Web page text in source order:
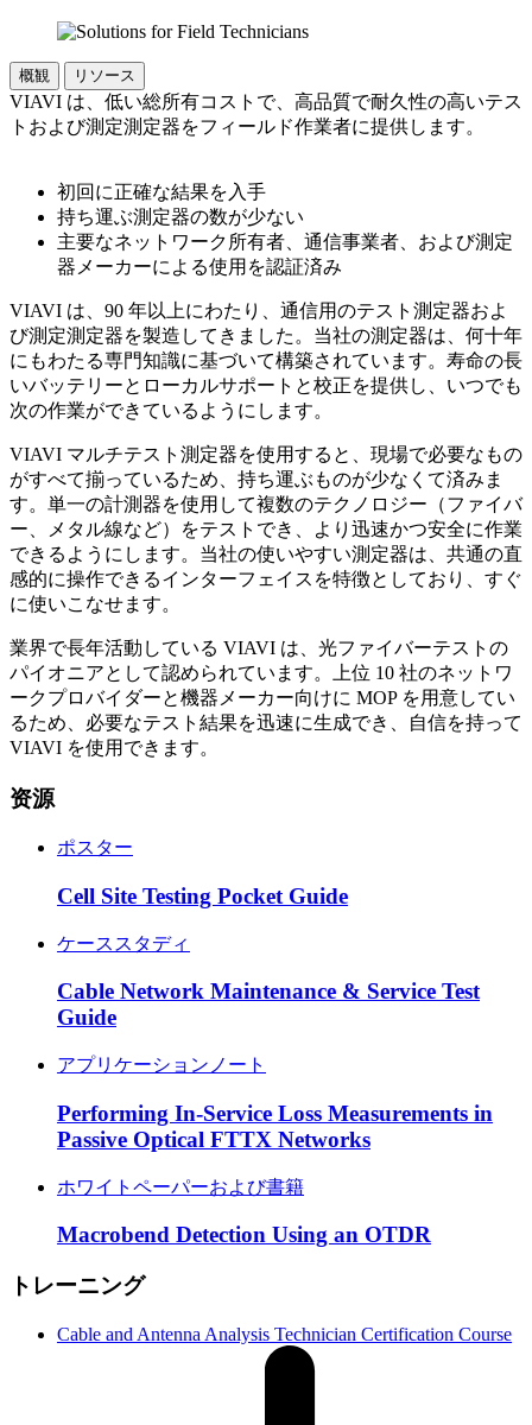
概観 リソース
VIAVI は、低い総所有コストで、高品質で耐久性の高いテス
トおよび測定測定器をフィールド作業者に提供します。
初回に正確な結果を入手
持ち運ぶ測定器の数が少ない
主要なネットワーク所有者、通信事業者、および測定
器メーカーによる使用を認証済み
VIAVI は、90 年以上にわたり、通信用のテスト測定器およ
び測定測定器を製造してきました。当社の測定器は、何十年
にもわたる専門知識に基づいて構築されています。寿命の長
いバッテリーとローカルサポートと校正を提供し、いつでも
次の作業ができているようにします。
VIAVI マルチテスト測定器を使用すると、現場で必要なもの
がすべて揃っているため、持ち運ぶものが少なくて済みま
す。単一の計測器を使用して複数のテクノロジー（ファイバ
ー、メタル線など）をテストでき、より迅速かつ安全に作業
できるようにします。当社の使いやすい測定器は、共通の直
感的に操作できるインターフェイスを特徴としており、すぐ
に使いこなせます。
業界で長年活動している VIAVI は、光ファイバーテストの
パイオニアとして認められています。上位 10 社のネットワ
ークプロバイダーと機器メーカー向けに MOP を用意してい
るため、必要なテスト結果を迅速に生成でき、自信を持って
VIAVI を使用できます。
资源
ポスター
Cell Site Testing Pocket Guide
ケーススタディ
Cable Network Maintenance & Service Test
Guide
アプリケーションノート
Performing In-Service Loss Measurements in
Passive Optical FTTX Networks
ホワイトペーパーおよび書籍
Macrobend Detection Using an OTDR
トレーニング
Cable and Antenna Analysis Technician Certification Course